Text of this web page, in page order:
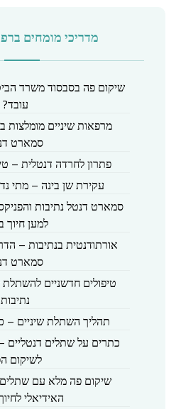
מדריכי מומחים
שיקום פה בסבסוד משרד
עובד?
מרפאות שיניים מומלצות
סמארט
פתרון לחרדה דנטלית –
עקירת שן בינה – מתי
סמארט דנטל נתיבות
למען חיוך
אורתודנטית בנתיבות –
סמארט
טיפולים חדשניים
נתיבות
תהליך השתלת שיניים
כתרים על שתלים דנטליים
לשיקום
שיקום פה מלא עם
האידיאלי